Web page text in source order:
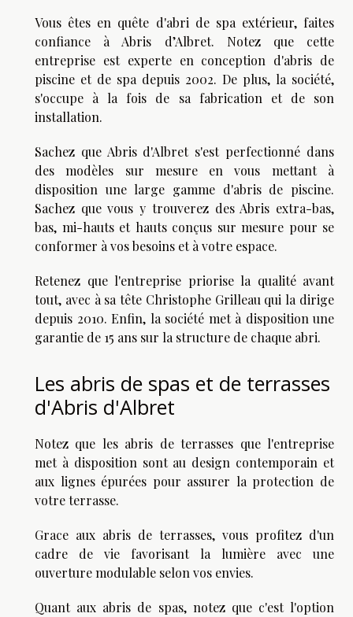
Vous êtes en quête d'abri de spa extérieur, faites
confiance à Abris d’Albret. Notez que cette
entreprise est experte en conception d'abris de
piscine et de spa depuis 2002. De plus, la société,
s'occupe à la fois de sa fabrication et de son
installation.
Sachez que Abris d'Albret s'est perfectionné dans
des modèles sur mesure en vous mettant à
disposition une large gamme d'abris de piscine.
Sachez que vous y trouverez des Abris extra-bas,
bas, mi-hauts et hauts conçus sur mesure pour se
conformer à vos besoins et à votre espace.
Retenez que l'entreprise priorise la qualité avant
tout, avec à sa tête Christophe Grilleau qui la dirige
depuis 2010. Enfin, la société met à disposition une
garantie de 15 ans sur la structure de chaque abri.
Les abris de spas et de terrasses
d'Abris d'Albret
Notez que les abris de terrasses que l'entreprise
met à disposition sont au design contemporain et
aux lignes épurées pour assurer la protection de
votre terrasse.
Grace aux abris de terrasses, vous profitez d'un
cadre de vie favorisant la lumière avec une
ouverture modulable selon vos envies.
Quant aux abris de spas, notez que c'est l'option